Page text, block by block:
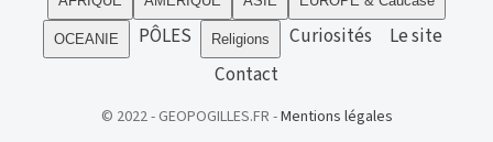
OCEANIE PÔLES Religions Curiosités
Le site
Contact
© 2022 - GEOPOGILLES.FR -Mentions légales